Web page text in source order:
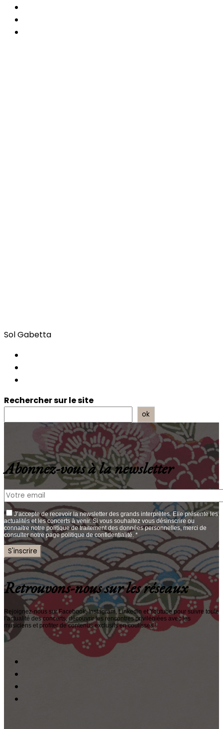
Sol Gabetta
Rechercher sur le site
ok
Abonnez-vous à la newsletter
J’accepte de recevoir la newsletter des grands interprètes. Elle présente les
actualités et les concerts à venir. Si vous souhaitez vous désinscrire ou
connaitre notre politique de traitement des données personnelles, merci de
consulter notre page politique de confidentialité. *
Retrouvons-nous sur les réseaux
Rejoignez-nous sur Facebook, Instagram, Linkedin et Youtube pour suivre toute
l’actualité des concerts, découvrir les rencontres privilégiées avec les
musiciens et profiter de contenus exclusifs en coulisses !